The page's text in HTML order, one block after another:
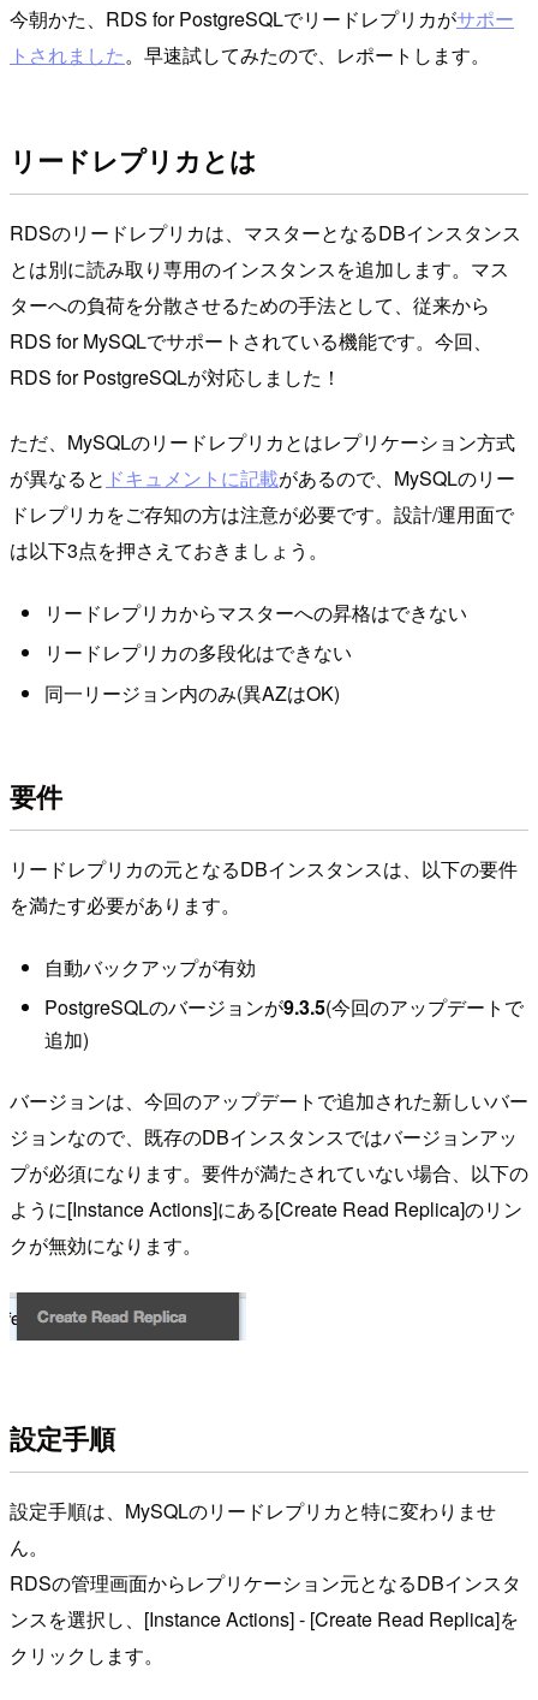
今朝かた、RDS for PostgreSQLでリードレプリカがサポー
トされました。早速試してみたので、レポートします。
リードレプリカとは
RDSのリードレプリカは、マスターとなるDBインスタンス
とは別に読み取り専用のインスタンスを追加します。マス
ターへの負荷を分散させるための手法として、従来から
RDS for MySQLでサポートされている機能です。今回、
RDS for PostgreSQLが対応しました！
ただ、MySQLのリードレプリカとはレプリケーション方式
が異なると ドキュメントに記載があるので、MySQLのリー
ドレプリカをご存知の方は注意が必要です。設計/運用面で
は以下3点を押さえておきましょう。
リードレプリカからマスターへの昇格はできない
リードレプリカの多段化はできない
同一リージョン内のみ(異AZはOK)
要件
リードレプリカの元となるDBインスタンスは、以下の要件
を満たす必要があります。
自動バックアップが有効
PostgreSQLのバージョンが9.3.5(今回のアップデートで
追加)
バージョンは、今回のアップデートで追加された新しいバー
ジョンなので、既存のDBインスタンスではバージョンアッ
プが必須になります。要件が満たされていない場合、以下の
ように[Instance Actions]にある[Create Read Replica]のリン
クが無効になります。
設定手順
設定手順は、MySQLのリードレプリカと特に変わりませ
ん。
RDSの管理画面からレプリケーション元となるDBインスタ
ンスを選択し、[Instance Actions] - [Create Read Replica]を
クリックします。